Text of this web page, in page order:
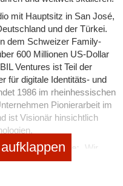
mit Hauptsitz in San José,
und der Türkei.
dem Schweizer Family-
600 Millionen US-Dollar
Ventures ist Teil der
für digitale Identitäts- und
1986 im rheinhessischen
Pionierarbeit im
ist Visionär hinsichtlich
KOBIL Gruppe:
„Wir
die Entwicklung unserer